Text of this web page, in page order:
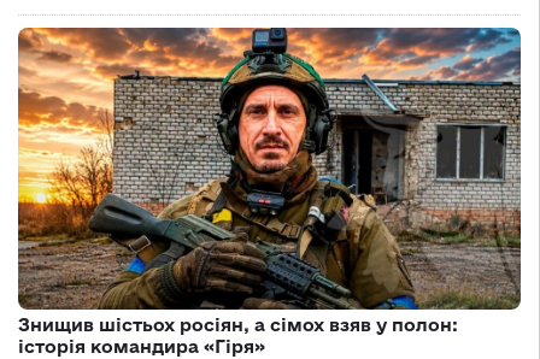
Знищив шістьох росіян, а сімох взяв у полон:
історія командира «Гіря»